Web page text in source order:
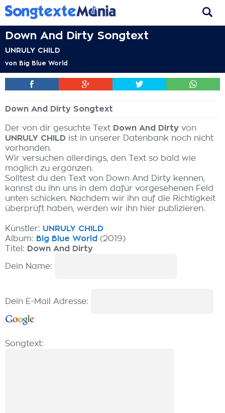
Down And Dirty Songtext
UNRULY CHILD
von Big Blue World
Down And Dirty Songtext
Der von dir gesuchte Text Down And Dirty von
UNRULY CHILD ist in unserer Datenbank noch nicht
vorhanden.
Wir versuchen allerdings, den Text so bald wie
möglich zu ergänzen.
Solltest du den Text von Down And Dirty kennen,
kannst du ihn uns in dem dafür vorgesehenen Feld
unten schicken. Nachdem wir ihn auf die Richtigkeit
überprüft haben, werden wir ihn hier publizieren.
Künstler: UNRULY CHILD
Album: Big Blue World (2019)
Titel: Down And Dirty
Dein Name:
Dein E-Mail Adresse:
Songtext: